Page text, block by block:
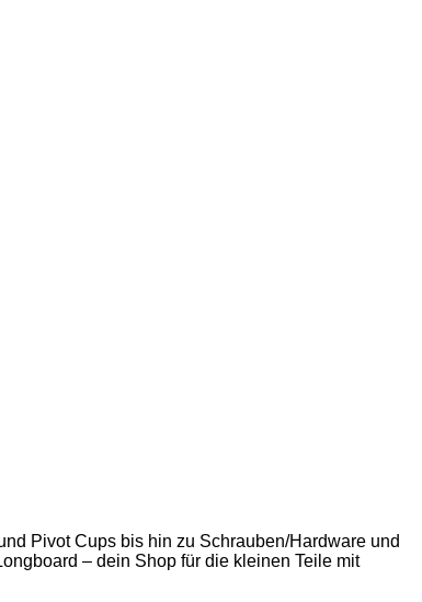
Pivot Cups bis hin zu Schrauben/Hardware und
– dein Shop für die kleinen Teile mit